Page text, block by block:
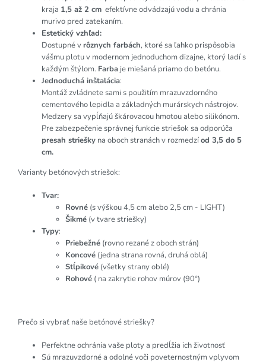
kraja 1,5 až 2 cm efektívne odvádzajú vodu a chránia
murivo pred zatekaním.
Estetický vzhľad:
Dostupné vrôznych farbách, ktoré sa ľahko prispôsobia
vášmu plotu v modernom jednoduchom dizajne, ktorý ladí s
každým štýlom. Farba je miešaná priamo do betónu.
Jednoduchá inštalácia:
Montáž zvládnete sami s použitím mrazuvzdorného
cementového lepidla a základných murárskych nástrojov.
Medzery sa vypĺňajú škárovacou hmotou alebo silikónom.
Pre zabezpečenie správnej funkcie striešok sa odporúča
presah striešky na oboch stranách v rozmedzíod 3,5 do 5
cm.
Varianty betónových striešok:
Tvar:
Rovné (s výškou 4,5 cm alebo 2,5 cm - LIGHT)
Šikmé (v tvare striešky)
Typy:
Priebežné (rovno rezané z oboch strán)
Koncové (jedna strana rovná, druhá oblá)
Stĺpikové (všetky strany oblé)
Rohové ( na zakrytie rohov múrov (90°)
Prečo si vybrať naše betónové striešky?
Perfektne ochránia vaše ploty a predĺžia ich životnosť
Sú mrazuvzdorné a odolné voči poveternostným vplyvom